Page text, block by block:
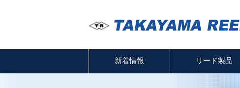
新着情報 リード製品